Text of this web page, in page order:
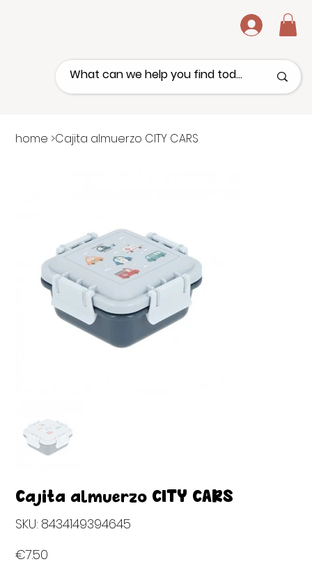
.
home >Cajita almuerzo CITY CARS
Cajita almuerzo CITY CARS
SKU: 8434149394645
8434149394645
€7.50